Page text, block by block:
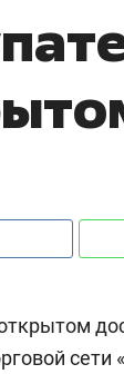
сети
рынки,
чем